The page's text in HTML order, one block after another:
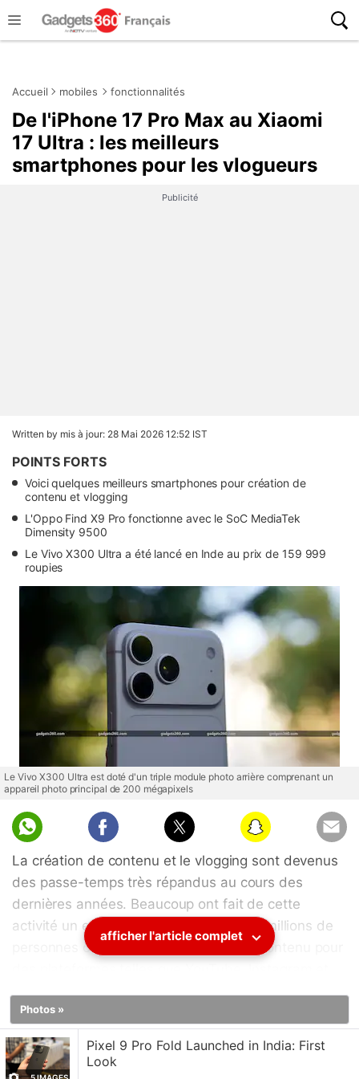
Accueil mobiles fonctionnalités
De l'iPhone 17 Pro Max au Xiaomi
17 Ultra : les meilleurs
smartphones pour les vlogueurs
Publicité
Written by mis à jour: 28 Mai 2026 12:52 IST
POINTS FORTS
Voici quelques meilleurs smartphones pour création de
contenu et vlogging
L'Oppo Find X9 Pro fonctionne avec le SoC MediaTek
Dimensity 9500
Le Vivo X300 Ultra a été lancé en Inde au prix de 159 999
roupies
Le Vivo X300 Ultra est doté d'un triple module photo arrière comprenant un
appareil photo principal de 200 mégapixels
La création de contenu et le vlogging sont devenus
des passe-temps très répandus au cours des
dernières années. Beaucoup ont fait de cette
activité un emploi à temps plein, et des millions de
personnes créent quotidiennement du contenu pour
Facebook. Le marché offre de nombreuses options
aux utilisateurs à la recherche d'un smartphone
pour le vlogging et la création de contenu. Bon
nombre de ces appareils proposent une qualité
afficher l'article complet
Photos »
Pixel 9 Pro Fold Launched in India: First
Look